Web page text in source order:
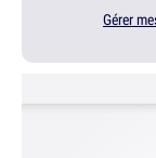
Gérer